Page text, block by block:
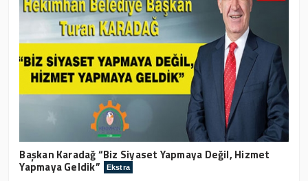
Başkan Karadağ “Biz Siyaset Yapmaya Değil, Hizmet
Yapmaya Geldik” Ekstra